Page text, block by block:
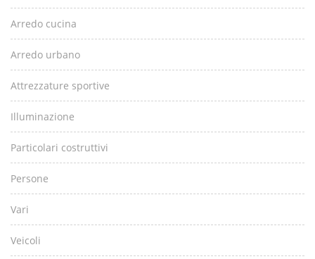
Arredo cucina
Arredo urbano
Attrezzature sportive
Illuminazione
Particolari costruttivi
Persone
Vari
Veicoli